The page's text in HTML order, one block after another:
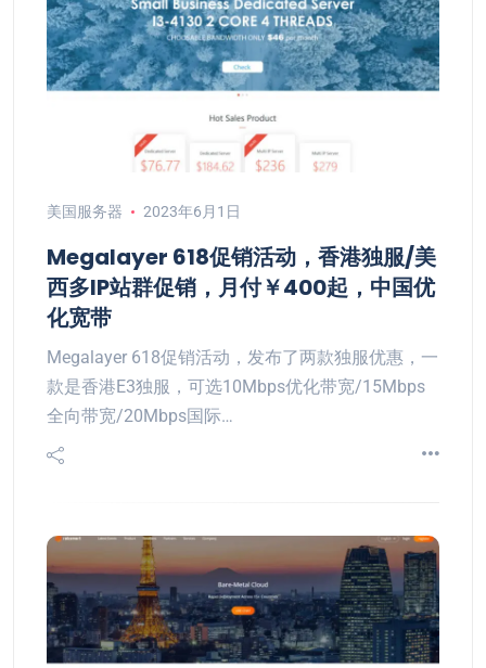
美国服务器 2023年6月1日
Megalayer 618促销活动，香港独服/美
西多IP站群促销，月付￥400起，中国优
化宽带
Megalayer 618促销活动，发布了两款独服优惠，一
款是香港E3独服，可选10Mbps优化带宽/15Mbps
全向带宽/20Mbps国际…